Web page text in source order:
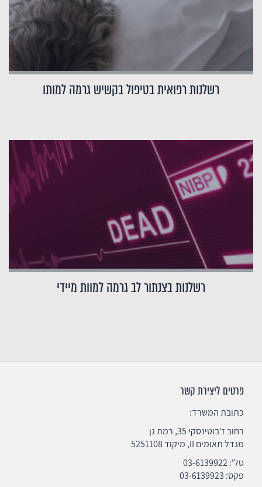
רשלנות רפואית בטיפול בקשיש גרמה למותו
רשלנות בצנתור לב גרמה למוות מיידי
פרטים ליצירת קשר
כתובת המשרד:
רחוב ז'בוטינסקי 35, רמת גן
מגדל תאומים II, מיקוד 5251108
טל':03-6139922
פקס: 03-6139923